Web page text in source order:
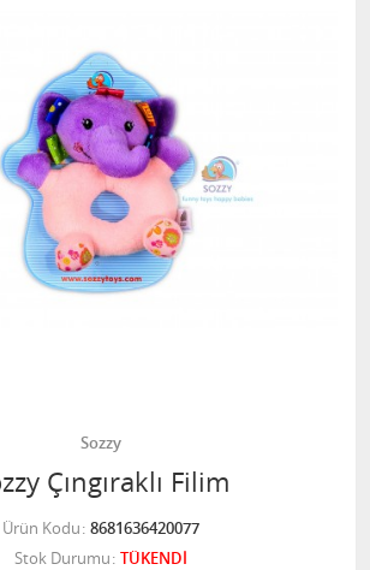
Sozzy
Çıngıraklı Filim
Ürün Kodu 8681636420077
Stok Durumu TÜKENDİ